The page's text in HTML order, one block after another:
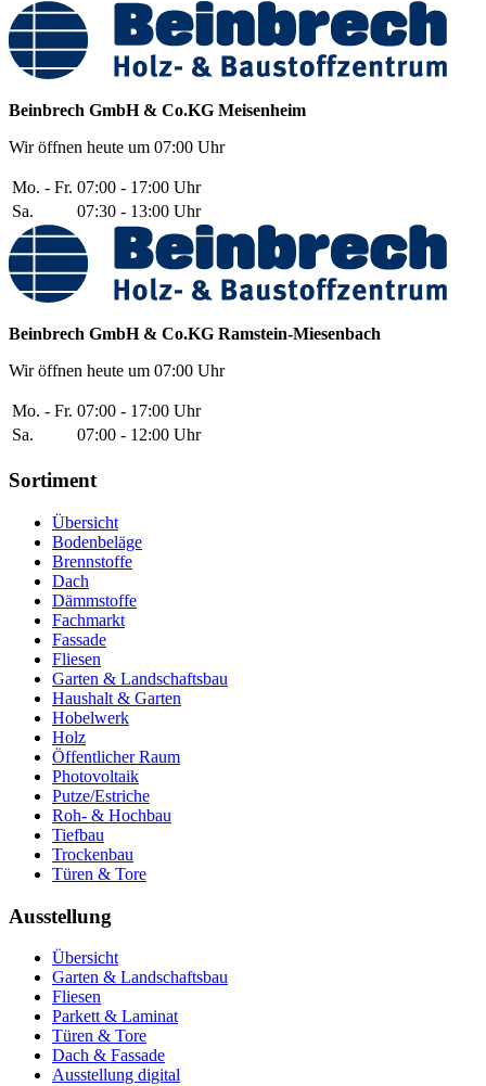
Beinbrech GmbH & Co.KG Meisenheim
Wir öffnen heute um 07:00 Uhr
Mo. - Fr. 07:00 - 17:00 Uhr
Sa.
07:30 - 13:00 Uhr
Beinbrech GmbH & Co.KG Ramstein-Miesenbach
Wir öffnen heute um 07:00 Uhr
Mo. - Fr. 07:00 - 17:00 Uhr
Sa.
07:00 - 12:00 Uhr
Sortiment
Übersicht
Bodenbeläge
Brennstoffe
Dach
Dämmstoffe
Fachmarkt
Fassade
Fliesen
Garten & Landschaftsbau
Haushalt & Garten
Hobelwerk
Holz
Öffentlicher Raum
Photovoltaik
Putze/Estriche
Roh- & Hochbau
Tiefbau
Trockenbau
Türen & Tore
Ausstellung
Übersicht
Garten & Landschaftsbau
Fliesen
Parkett & Laminat
Türen & Tore
Dach & Fassade
Ausstellung digital